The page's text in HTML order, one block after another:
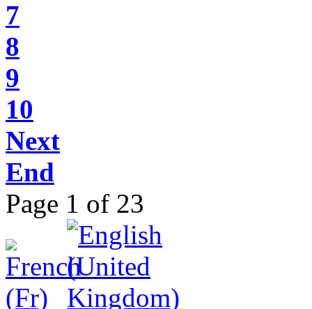
7
8
9
10
Next
End
Page 1 of 23